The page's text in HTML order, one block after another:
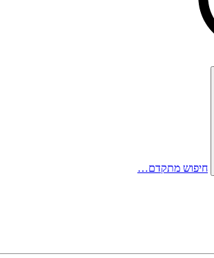
חיפוש מתקדם…